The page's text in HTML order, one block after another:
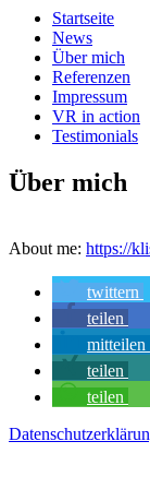
Startseite
News
Über mich
Referenzen
Impressum
VR in action
Testimonials
Über mich
About me: https://
twittern
teilen
mitteilen
teilen
teilen